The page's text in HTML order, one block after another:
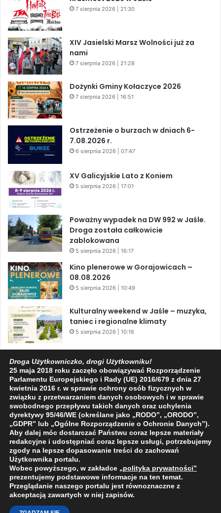
7 sierpnia 2026 | 21:30
XIV Jasielski Marsz Wolności już za
nami
7 sierpnia 2026 | 21:28
Dożynki Gminy Kołaczyce 2026
7 sierpnia 2026 | 16:51
Ostrzeżenie o burzach w dniach 6-
7.08.2026 r.
6 sierpnia 2026 | 07:47
XV Galicyjskie Lato z Koniem
5 sierpnia 2026 | 17:01
Poważny wypadek na DW 992 w Jaśle.
Droga została całkowicie
zablokowana
5 sierpnia 2026 | 16:17
Kino plenerowe w Gorajowicach –
08.08.2026
5 sierpnia 2026 | 10:49
Kulturalny weekend w Jaśle – muzyka,
taniec i regionalne klimaty
5 sierpnia 2026 | 10:16
5 sierpnia 2026 | 10:12
Facebook
X YouTube
2009 - 2026 © Wszelkie prawa zastrzeżone
O NAS
REDAKCJA POLITYKA PRYWATNOŚCI
Droga Użytkowniczko, drogi Użytkowniku!
25 maja 2018 roku zaczęło obowiązywać Rozporządzenie
Parlamentu Europejskiego i Rady (UE) 2016/679 z dnia 27
kwietnia 2016 r. w sprawie ochrony osób fizycznych w
związku z przetwarzaniem danych osobowych i w sprawie
swobodnego przepływu takich danych oraz uchylenia
dyrektywy 95/46/WE (określane jako „RODO”, „ORODO”,
„GDPR” lub „Ogólne Rozporządzenie o Ochronie Danych”).
Aby dalej móc dostarczać Państwu coraz lepsze materiały
redakcyjne i udostępniać coraz lepsze usługi, potrzebujemy
zgody na lepsze dopasowanie treści do zachowań
Użytkownika portalu.
Wobec powyższego, w zakładce „polityka prywatności”
prezentujemy podstawowe informacje na ten temat.
Przeglądanie naszego portalu jest równoznaczne z
akceptacją zawartych w niej zapisów.